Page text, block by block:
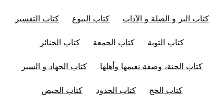
كتاب البر و الصلة و الآداب كتاب البيوع كتاب التفسير
كتاب التوبة كتاب الجمعة كتاب الجنائز
كتاب الجنة، وصفة نعيمها وأهلها كتاب الجهاد و السير
كتاب الحج كتاب الحدود كتاب الحيض